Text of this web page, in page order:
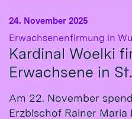
Erwachsenenfirmung in
Kardinal Woelki
Erwachsene in
24. November 2025
Am 22. November
Erzbischof Rainer Maria